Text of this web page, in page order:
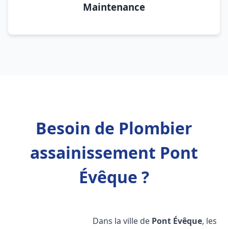
Maintenance
Besoin de Plombier
assainissement Pont
Évêque ?
Dans la ville de Pont Évêque, les